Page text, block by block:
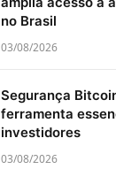
no Brasil
03/08/2026
Segurança
ferramenta
investidores
03/08/2026